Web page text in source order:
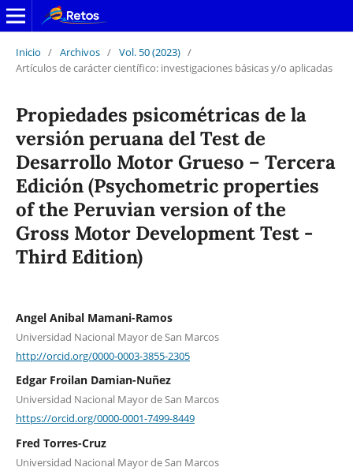
Inicio / Archivos / Vol. 50 (2023) /
Artículos de carácter científico: investigaciones básicas y/o aplicadas
Propiedades psicométricas de la
versión peruana del Test de
Desarrollo Motor Grueso – Tercera
Edición (Psychometric properties
of the Peruvian version of the
Gross Motor Development Test -
Third Edition)
Angel Anibal Mamani-Ramos
Universidad Nacional Mayor de San Marcos
http://orcid.org/0000-0003-3855-2305
Edgar Froilan Damian-Nuñez
Universidad Nacional Mayor de San Marcos
https://orcid.org/0000-0001-7499-8449
Fred Torres-Cruz
Universidad Nacional Mayor de San Marcos